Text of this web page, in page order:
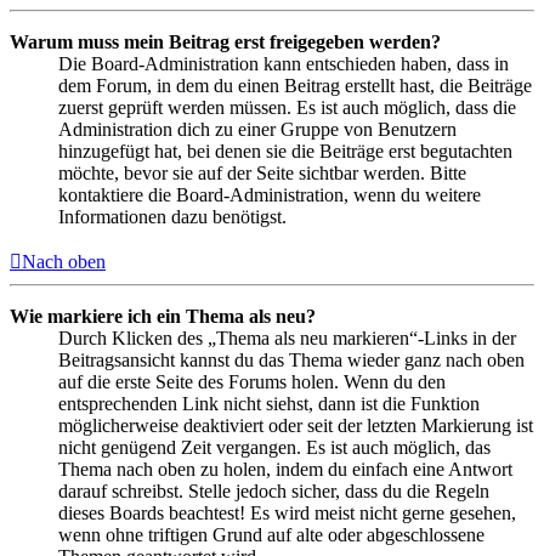
Warum muss mein Beitrag erst freigegeben werden?
Die Board-Administration kann entschieden haben, dass in
dem Forum, in dem du einen Beitrag erstellt hast, die Beiträge
zuerst geprüft werden müssen. Es ist auch möglich, dass die
Administration dich zu einer Gruppe von Benutzern
hinzugefügt hat, bei denen sie die Beiträge erst begutachten
möchte, bevor sie auf der Seite sichtbar werden. Bitte
kontaktiere die Board-Administration, wenn du weitere
Informationen dazu benötigst.
Nach oben
Wie markiere ich ein Thema als neu?
Durch Klicken des „Thema als neu markieren“-Links in der
Beitragsansicht kannst du das Thema wieder ganz nach oben
auf die erste Seite des Forums holen. Wenn du den
entsprechenden Link nicht siehst, dann ist die Funktion
möglicherweise deaktiviert oder seit der letzten Markierung ist
nicht genügend Zeit vergangen. Es ist auch möglich, das
Thema nach oben zu holen, indem du einfach eine Antwort
darauf schreibst. Stelle jedoch sicher, dass du die Regeln
dieses Boards beachtest! Es wird meist nicht gerne gesehen,
wenn ohne triftigen Grund auf alte oder abgeschlossene